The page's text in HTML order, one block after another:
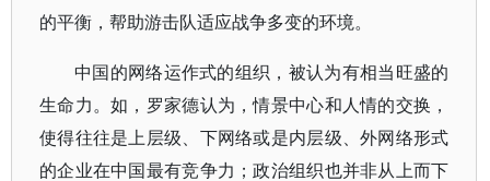
的平衡，帮助游击队适应战争多变的环境。
中国的网络运作式的组织，被认为有相当旺盛的
生命力。如，罗家德认为，情景中心和人情的交换，
使得往往是上层级、下网络或是内层级、外网络形式
的企业在中国最有竞争力；政治组织也并非从上而下